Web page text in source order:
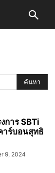
การ SBTi
าร์บอนสุทธิ
9, 2024